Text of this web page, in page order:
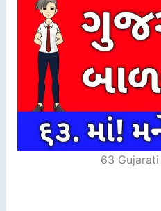
63